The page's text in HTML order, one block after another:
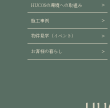
HUCOSの環境への取組み
施工事例
物件見学（イベント）
お客様の暮らし